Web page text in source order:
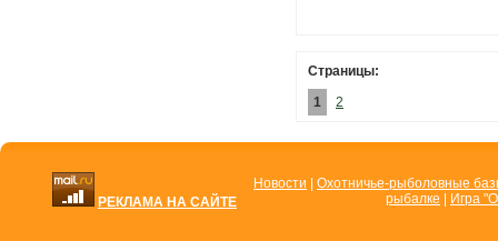
Страницы:
1
2
РЕКЛАМА НА САЙТЕ
Новости
Охотничье-рыболовные
рыбалке
Игра